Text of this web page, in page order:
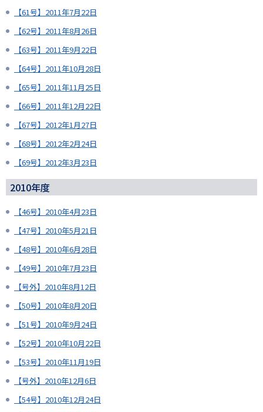
【61号】2011年7月22日
【62号】2011年8月26日
【63号】2011年9月22日
【64号】2011年10月28日
【65号】2011年11月25日
【66号】2011年12月22日
【67号】2012年1月27日
【68号】2012年2月24日
【69号】2012年3月23日
2010年度
【46号】2010年4月23日
【47号】2010年5月21日
【48号】2010年6月28日
【49号】2010年7月23日
【号外】2010年8月12日
【50号】2010年8月20日
【51号】2010年9月24日
【52号】2010年10月22日
【53号】2010年11月19日
【号外】2010年12月6日
【54号】2010年12月24日